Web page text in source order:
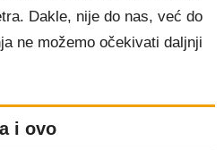
Dakle, nije do nas, već do
ne možemo očekivati daljnji
i ovo